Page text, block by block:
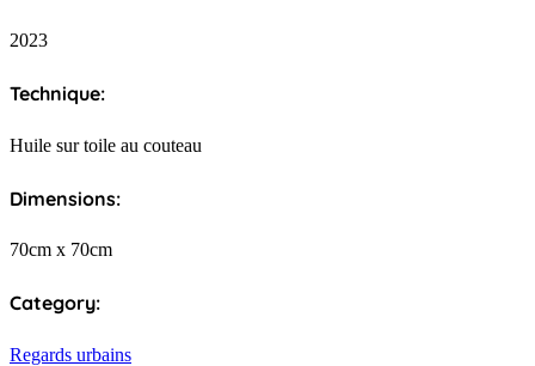
2023
Technique:
Huile sur toile au couteau
Dimensions:
70cm x 70cm
Category:
Regards urbains